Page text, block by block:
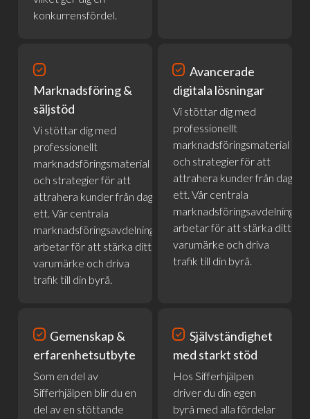
konkurrensfördel.
priority
Marknadsföring &
säljstöd
Vi stöttar dig med
professionellt
marknadsföringsmaterial
och strategier för att
attrahera kunder från dag
ett. Vår centrala
marknadsföringsavdelning
arbetar för att stärka ditt
varumärke och driva
trafik till din byrå.
priority Avancerade
digitala lösningar
Vi stöttar dig med
professionellt
marknadsföringsmaterial
och strategier för att
attrahera kunder från dag
ett. Vår centrala
marknadsföringsavdelning
arbetar för att stärka ditt
varumärke och driva
trafik till din byrå.
priority Gemenskap &
erfarenhets­utbyte
Som en del av
Sifferhjälpen blir du en
del av en stöttande
priority Självständighet
med starkt stöd
Hos Sifferhjälpen
driver du din egen
byrå med alla fördelar